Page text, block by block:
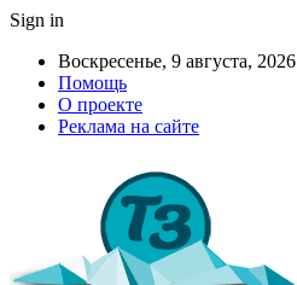
Sign in
Воскресенье, 9 августа, 2026
Помощь
О проекте
Реклама на сайте